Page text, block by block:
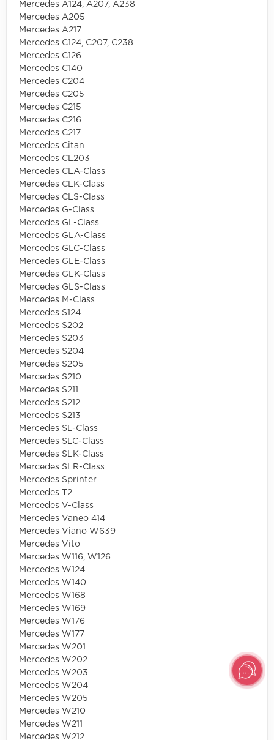
Mercedes A124, A207, A238
Mercedes A205
Mercedes A217
Mercedes C124, C207, C238
Mercedes C126
Mercedes C140
Mercedes C204
Mercedes C205
Mercedes C215
Mercedes C216
Mercedes C217
Mercedes Citan
Mercedes CL203
Mercedes CLA-Class
Mercedes CLK-Class
Mercedes CLS-Class
Mercedes G-Class
Mercedes GL-Class
Mercedes GLA-Class
Mercedes GLC-Class
Mercedes GLE-Class
Mercedes GLK-Class
Mercedes GLS-Class
Mercedes M-Class
Mercedes S124
Mercedes S202
Mercedes S203
Mercedes S204
Mercedes S205
Mercedes S210
Mercedes S211
Mercedes S212
Mercedes S213
Mercedes SL-Class
Mercedes SLC-Class
Mercedes SLK-Class
Mercedes SLR-Class
Mercedes Sprinter
Mercedes T2
Mercedes V-Class
Mercedes Vaneo 414
Mercedes Viano W639
Mercedes Vito
Mercedes W116, W126
Mercedes W124
Mercedes W140
Mercedes W168
Mercedes W169
Mercedes W176
Mercedes W177
Mercedes W201
Mercedes W202
Mercedes W203
Mercedes W204
Mercedes W205
Mercedes W210
Mercedes W211
Mercedes W212